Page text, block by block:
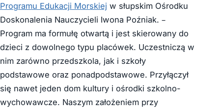
Programu Edukacji Morskiej w słupskim Ośrodku
Doskonalenia Nauczycieli Iwona Poźniak. –
Program ma formułę otwartą i jest skierowany do
dzieci z dowolnego typu placówek. Uczestniczą w
nim zarówno przedszkola, jak i szkoły
podstawowe oraz ponadpodstawowe. Przyłączył
się nawet jeden dom kultury i ośrodki szkolno-
wychowawcze. Naszym założeniem przy